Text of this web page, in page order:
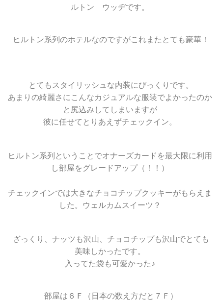
ルトン ウッヂです。
ヒルトン系列のホテルなのですがこれまたとても豪華！
とてもスタイリッシュな内装にびっくりです。
あまりの綺麗さにこんなカジュアルな服装でよかったのか
と尻込みしてしまいますが
彼に任せてとりあえずチェックイン。
ヒルトン系列ということでオナーズカードを最大限に利用
し部屋をグレードアップ（！！）
チェックインでは大きなチョコチップクッキーがもらえま
した。ウェルカムスイーツ？
ざっくり、ナッツも沢山、チョコチップも沢山でとても
美味しかったです。
入ってた袋も可愛かった♪
部屋は６Ｆ（日本の数え方だと７Ｆ）